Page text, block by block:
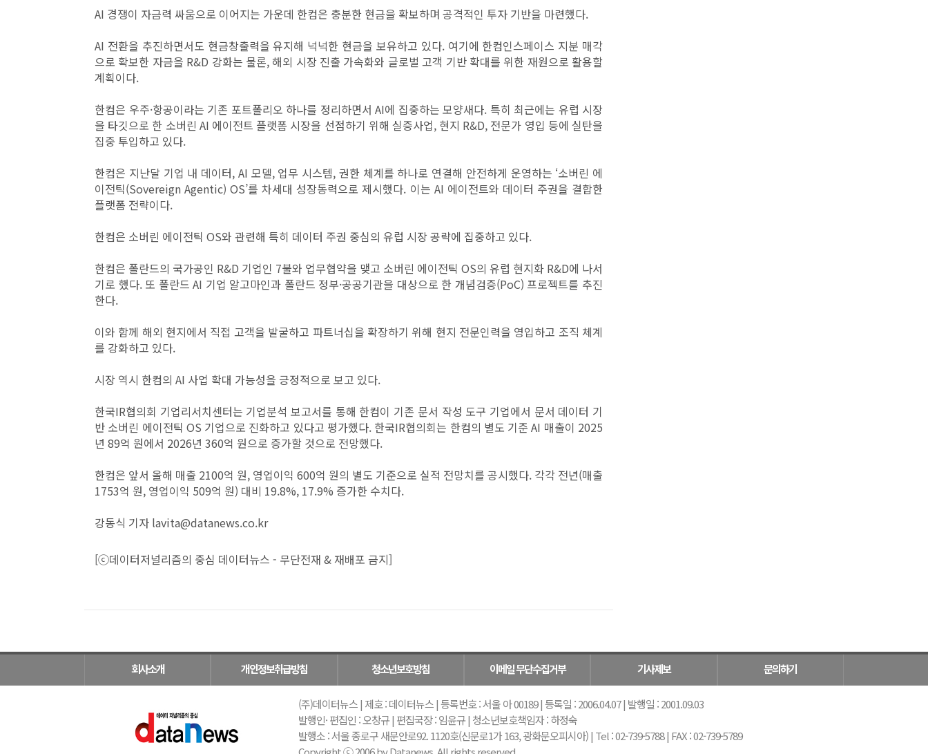
AI 경쟁이 자금력 싸움으로 이어지는 가운데 한컴은 충분한 현금을 확보하며 공격적인 투자 기반을 마련했다.
AI 전환을 추진하면서도 현금창출력을 유지해 넉넉한 현금을 보유하고 있다. 여기에 한컴인스페이스 지분 매각
으로 확보한 자금을 R&D 강화는 물론, 해외 시장 진출 가속화와 글로벌 고객 기반 확대를 위한 재원으로 활용할
계획이다.
한컴은 우주·항공이라는 기존 포트폴리오 하나를 정리하면서 AI에 집중하는 모양새다. 특히 최근에는 유럽 시장
을 타깃으로 한 소버린 AI 에이전트 플랫폼 시장을 선점하기 위해 실증사업, 현지 R&D, 전문가 영입 등에 실탄을
집중 투입하고 있다.
한컴은 지난달 기업 내 데이터, AI 모델, 업무 시스템, 권한 체계를 하나로 연결해 안전하게 운영하는 ‘소버린 에
이전틱(Sovereign Agentic) OS’를 차세대 성장동력으로 제시했다. 이는 AI 에이전트와 데이터 주권을 결합한
플랫폼 전략이다.
한컴은 소버린 에이전틱 OS와 관련해 특히 데이터 주권 중심의 유럽 시장 공략에 집중하고 있다.
한컴은 폴란드의 국가공인 R&D 기업인 7불와 업무협약을 맺고 소버린 에이전틱 OS의 유럽 현지화 R&D에 나서
기로 했다. 또 폴란드 AI 기업 알고마인과 폴란드 정부·공공기관을 대상으로 한 개념검증(PoC) 프로젝트를 추진
한다.
이와 함께 해외 현지에서 직접 고객을 발굴하고 파트너십을 확장하기 위해 현지 전문인력을 영입하고 조직 체계
를 강화하고 있다.
시장 역시 한컴의 AI 사업 확대 가능성을 긍정적으로 보고 있다.
한국IR협의회 기업리서치센터는 기업분석 보고서를 통해 한컴이 기존 문서 작성 도구 기업에서 문서 데이터 기
반 소버린 에이전틱 OS 기업으로 진화하고 있다고 평가했다. 한국IR협의회는 한컴의 별도 기준 AI 매출이 2025
년 89억 원에서 2026년 360억 원으로 증가할 것으로 전망했다.
한컴은 앞서 올해 매출 2100억 원, 영업이익 600억 원의 별도 기준으로 실적 전망치를 공시했다. 각각 전년(매출
1753억 원, 영업이익 509억 원) 대비 19.8%, 17.9% 증가한 수치다.
강동식 기자 lavita@datanews.co.kr
[ⓒ데이터저널리즘의 중심 데이터뉴스 - 무단전재 & 재배포 금지]
회사소개 개인정보취급방침 청소년보호방침 이메일 무단수집거부 기사제보 문의하기
(주)데이터뉴스 | 제호 : 데이터뉴스 | 등록번호 : 서울 아 00189 | 등록일 : 2006.04.07 | 발행일 : 2001.09.03
발행인· 편집인 : 오창규 | 편집국장 : 임윤규 | 청소년보호책임자 : 하정숙
발행소 : 서울 종로구 새문안로92. 1120호(신문로1가 163, 광화문오피시아) | Tel : 02-739-5788 | FAX : 02-739-5789